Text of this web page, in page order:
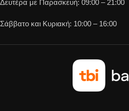
Δευτέρα με Παρασκευή: 09:00 – 21:00
Σάββατο και Κυριακή: 10:00 – 16:00